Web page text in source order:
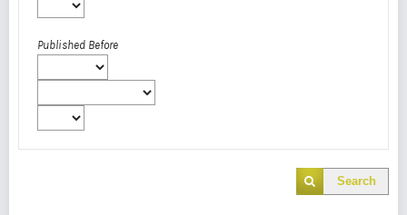
Published Before
Search